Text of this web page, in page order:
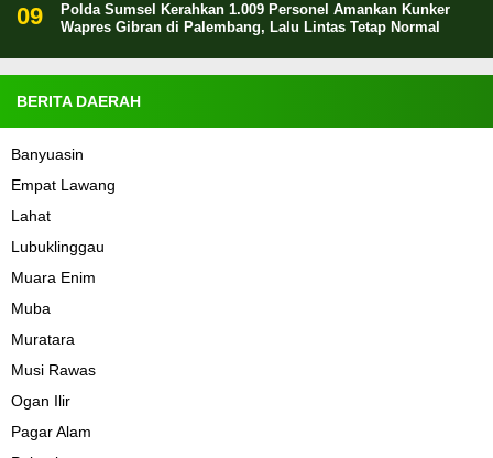
Polda Sumsel Kerahkan 1.009 Personel Amankan Kunker
Wapres Gibran di Palembang, Lalu Lintas Tetap Normal
BERITA DAERAH
Banyuasin
Empat Lawang
Lahat
Lubuklinggau
Muara Enim
Muba
Muratara
Musi Rawas
Ogan Ilir
Pagar Alam